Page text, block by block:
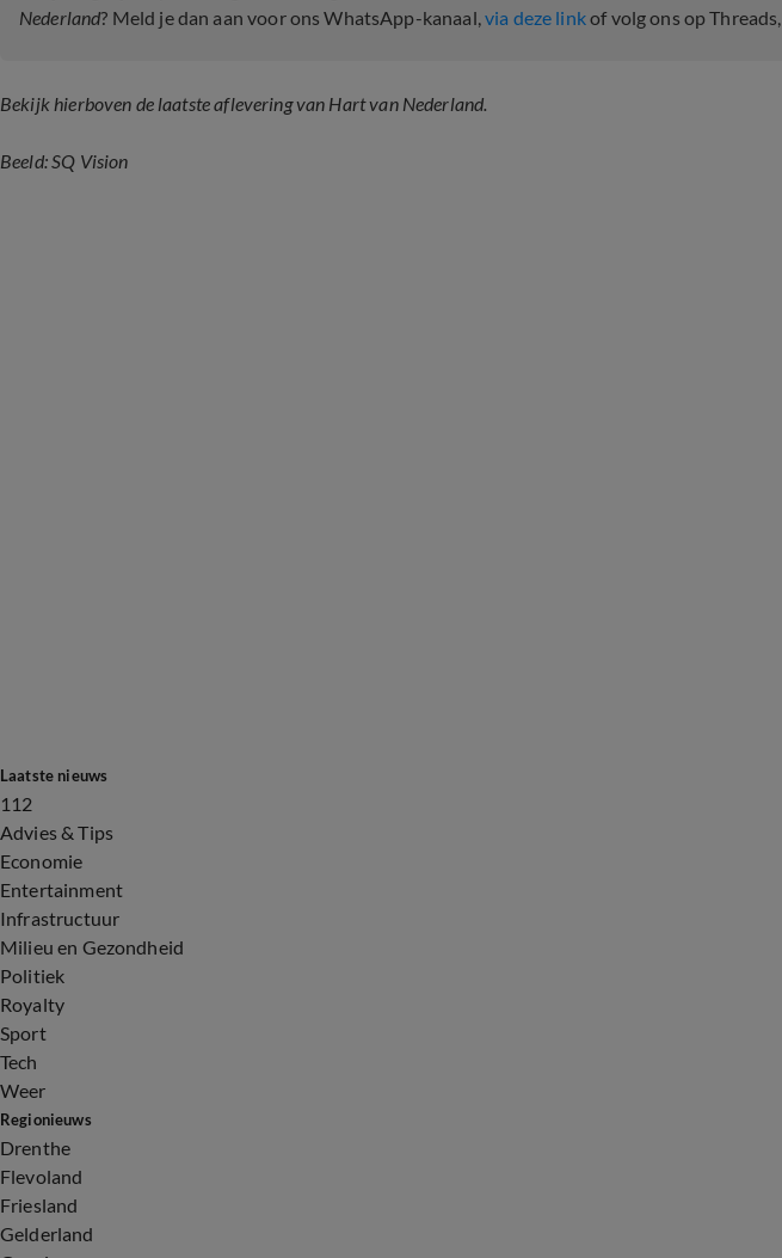
Nederland? Meld je dan aan voor ons WhatsApp-kanaal,via deze linkof volg ons op Threads,
Bekijk hierboven de laatste aflevering van Hart van Nederland.
Beeld: SQ Vision
Laatste nieuws
112
Advies & Tips
Economie
Entertainment
Infrastructuur
Milieu en Gezondheid
Politiek
Royalty
Sport
Tech
Weer
Regionieuws
Drenthe
Flevoland
Friesland
Gelderland